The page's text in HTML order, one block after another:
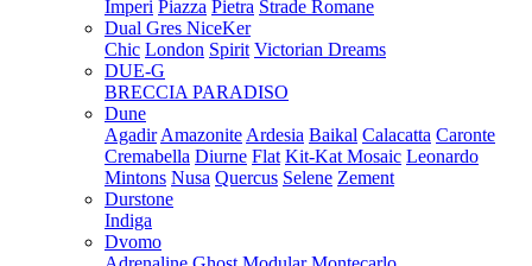
Imperi Piazza Pietra Strade Romane
Dual Gres NiceKer
Chic London Spirit Victorian Dreams
DUE-G
BRECCIA PARADISO
Dune
Agadir Amazonite Ardesia Baikal Calacatta Caronte
Cremabella Diurne Flat Kit-Kat Mosaic Leonardo
Mintons Nusa Quercus Selene Zement
Durstone
Indiga
Dvomo